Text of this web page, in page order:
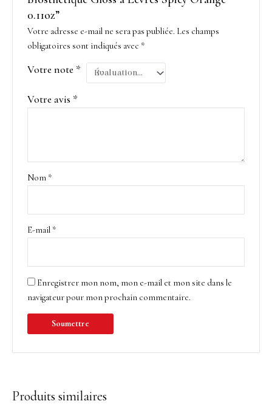
0.11oz”
Votre adresse e-mail ne sera pas publiée. Les champs
obligatoires sont indiqués avec *
Votre note *
Votre avis *
Nom *
E-mail *
Enregistrer mon nom, mon e-mail et mon site dans le
navigateur pour mon prochain commentaire.
Produits similaires